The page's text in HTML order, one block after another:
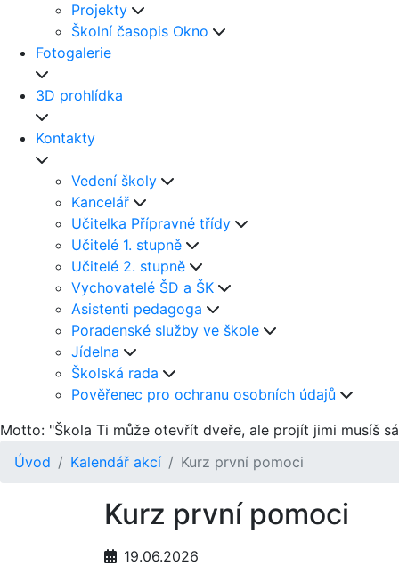
Projekty
Školní časopis Okno
Fotogalerie
3D prohlídka
Kontakty
Vedení školy
Kancelář
Učitelka Přípravné třídy
Učitelé 1. stupně
Učitelé 2. stupně
Vychovatelé ŠD a ŠK
Asistenti pedagoga
Poradenské služby ve škole
Jídelna
Školská rada
Pověřenec pro ochranu osobních údajů
Motto: "Škola Ti může otevřít dveře, ale projít jimi musíš
Úvod
Kalendář akcí Kurz první pomoci
Kurz první pomoci
19.06.2026